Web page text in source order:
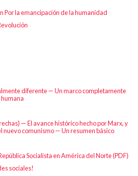
Por la emancipación de la humanidad
diferente — Un marco completamente
— El avance histórico hecho por Marx, y
nuevo comunismo — Un resumen básico
Socialista en América del Norte (PDF)
sociales!